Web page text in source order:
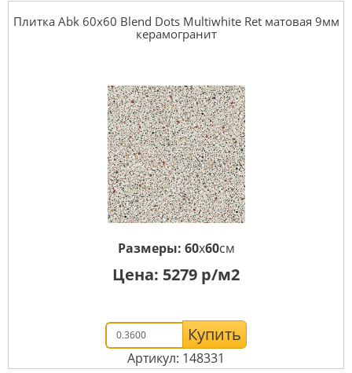
Плитка Abk 60x60 Blend Dots Multiwhite Ret матовая 9мм
керамогранит
Размеры: 60x60см
Цена: 5279 р/м2
Купить
Артикул: 148331